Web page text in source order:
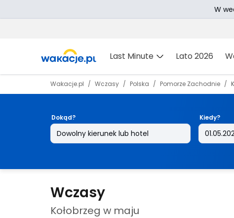
Last Minute Lato 2026
Wakacje.pl Wczasy Polska Pomorze Zachodnie
Dokąd? Kiedy?
Wczasy
Kołobrzeg w maju
W